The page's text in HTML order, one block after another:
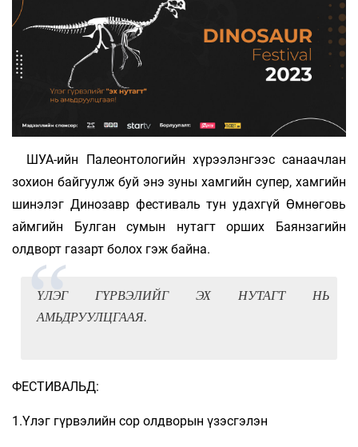
ШУА-ийн Палеонтологийн хүрээлэнгээс санаачлан
зохион байгуулж буй энэ зуны хамгийн супер, хамгийн
шинэлэг Динозавр фестиваль тун удахгүй Өмнөговь
аймгийн Булган сумын нутагт орших Баянзагийн
олдворт газарт болох гэж байна.
ҮЛЭГ ГҮРВЭЛИЙГ ЭХ НУТАГТ НЬ
АМЬДРУУЛЦГААЯ.
ФЕСТИВАЛЬД:
1.Үлэг гүрвэлийн сор олдворын үзэсгэлэн